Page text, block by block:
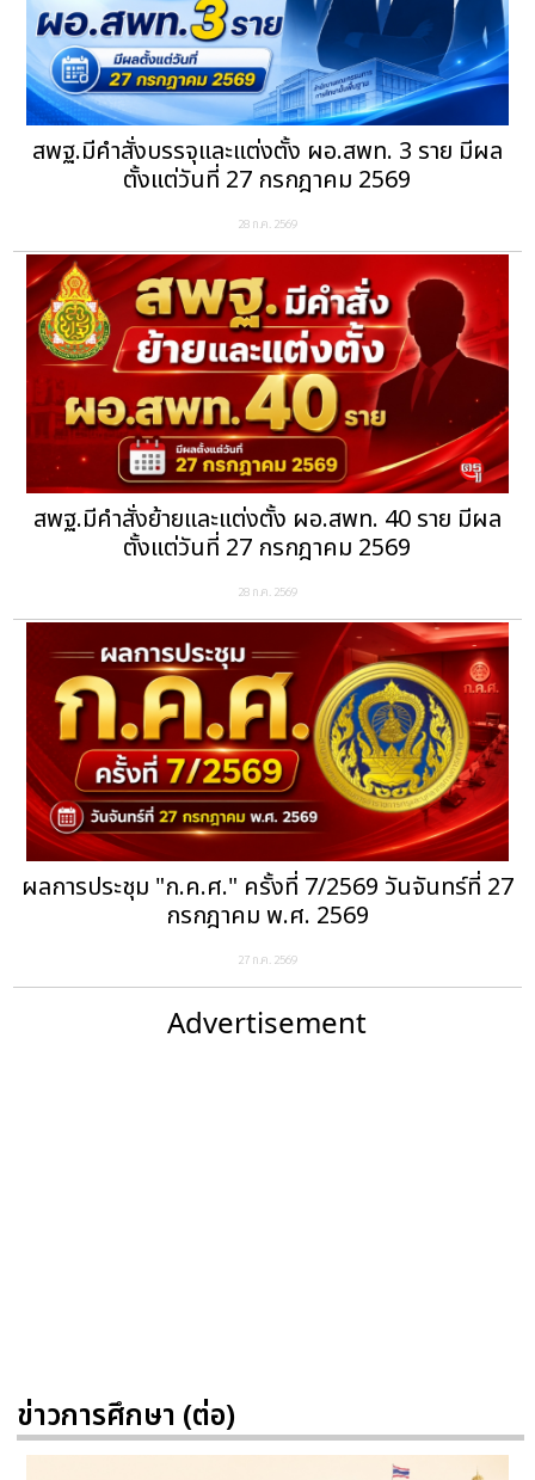
สพฐ.มีคำสั่งบรรจุและแต่งตั้ง ผอ.สพท. 3 ราย มีผล
ตั้งแต่วันที่ 27 กรกฎาคม 2569
28 ก.ค. 2569
สพฐ.มีคำสั่งย้ายและแต่งตั้ง ผอ.สพท. 40 ราย มีผล
ตั้งแต่วันที่ 27 กรกฎาคม 2569
28 ก.ค. 2569
ผลการประชุม "ก.ค.ศ." ครั้งที่ 7/2569 วันจันทร์ที่ 27
กรกฎาคม พ.ศ. 2569
27 ก.ค. 2569
Advertisement
ข่าวการศึกษา (ต่อ)